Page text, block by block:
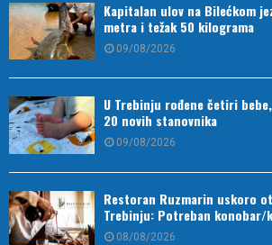
Kapitalan ulov na Bilećkom
metra i težak 50 kilograma
09/08/2026
U Trebinju rođene četiri
20 novih stanovnika
09/08/2026
Restoran Ruzmarin uskoro
Trebinju: Potreban konobar/
08/08/2026